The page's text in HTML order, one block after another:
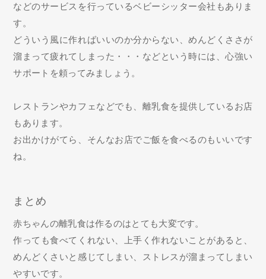
などのサービスを行っているベビーシッター会社もありま
す。
どういう風に作ればいいのか分からない、めんどくささが
溜まって疲れてしまった・・・などという時には、心強い
サポートを頼ってみましょう。
レストランやカフェなどでも、離乳食を提供しているお店
もあります。
お出かけがてら、そんなお店でご飯を食べるのもいいです
ね。
まとめ
赤ちゃんの離乳食は作るのはとても大変です。
作っても食べてくれない、上手く作れないことがあると、
めんどくさいと感じてしまい、ストレスが溜まってしまい
やすいです。